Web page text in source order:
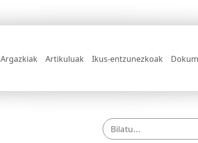
Argazkiak Artikuluak Ikus-entzunezkoak